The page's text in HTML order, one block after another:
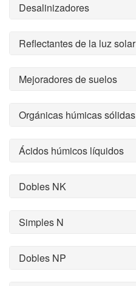
Desalinizadores
Reflectantes de la luz solar
Mejoradores de suelos
Orgánicas húmicas sólidas
Ácidos húmicos líquidos
Dobles NK
Simples N
Dobles NP